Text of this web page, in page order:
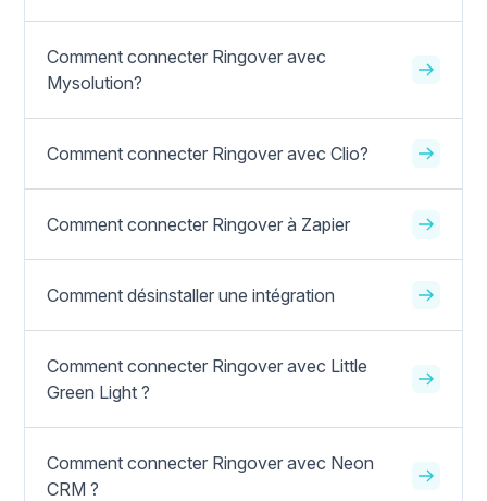
Comment connecter Ringover avec
Mysolution?
Comment connecter Ringover avec Clio?
Comment connecter Ringover à Zapier
Comment désinstaller une intégration
Comment connecter Ringover avec Little
Green Light ?
Comment connecter Ringover avec Neon
CRM ?